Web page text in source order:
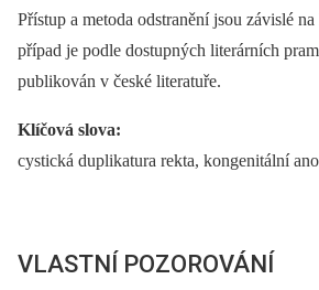
Přístup a metoda odstranění jsou závislé
případ je podle dostupných literárních
publikován v české literatuře.
Klíčová slova:
cystická duplikatura rekta, kongenitální
VLASTNÍ POZOROVÁNÍ